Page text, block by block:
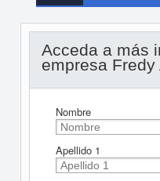
Acceda a más
empresa Fredy
Nombre
Apellido 1